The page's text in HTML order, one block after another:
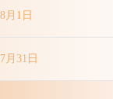
8月1日
7月31日